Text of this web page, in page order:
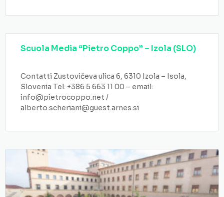
Scuola Media “Pietro Coppo” – Izola (SLO)
Contatti Zustovičeva ulica 6, 6310 Izola – Isola,
Slovenia Tel: +386 5 663 11 00 – email:
info@pietrocoppo.net /
alberto.scheriani@guest.arnes.si